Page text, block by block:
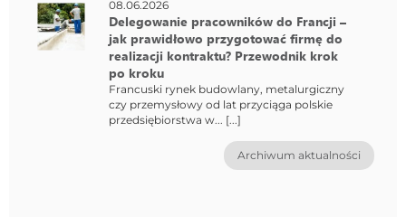
08.06.2026
Delegowanie pracowników do Francji –
jak prawidłowo przygotować firmę do
realizacji kontraktu? Przewodnik krok
po kroku
Francuski rynek budowlany, metalurgiczny
czy przemysłowy od lat przyciąga polskie
przedsiębiorstwa w... [...]
Archiwum aktualności